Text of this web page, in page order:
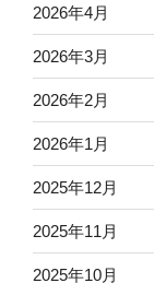
2026年4月
2026年3月
2026年2月
2026年1月
2025年12月
2025年11月
2025年10月